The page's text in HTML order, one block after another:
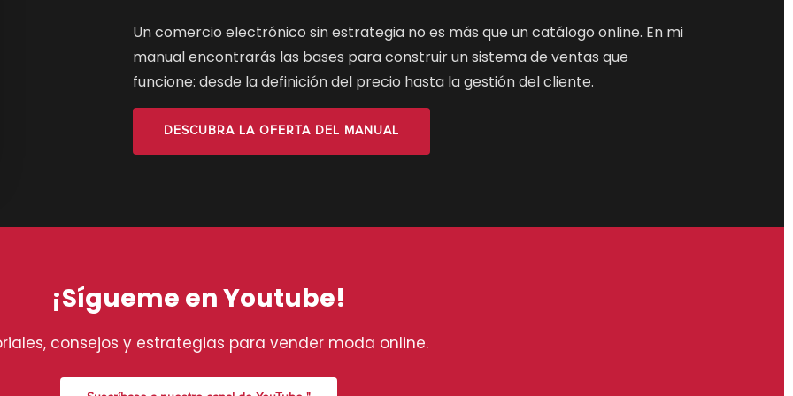
Un comercio electrónico sin estrategia no es más que un catálogo online. En mi
manual encontrarás las bases para construir un sistema de ventas que
funcione: desde la definición del precio hasta la gestión del cliente.
DESCUBRA LA OFERTA DEL MANUAL
¡Sígueme en Youtube!
consejos y estrategias para vender moda online.